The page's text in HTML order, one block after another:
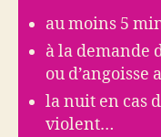
au moins 5
à la demande
ou
la nuit en cas
violent…